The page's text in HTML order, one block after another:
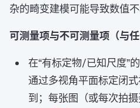
杂的畸变建模可能导致数值不
可测量项与不可测量项（与任
在“有标定物/已知尺度”的
通过多视角平面标定闭
到；每张图（或每次拍